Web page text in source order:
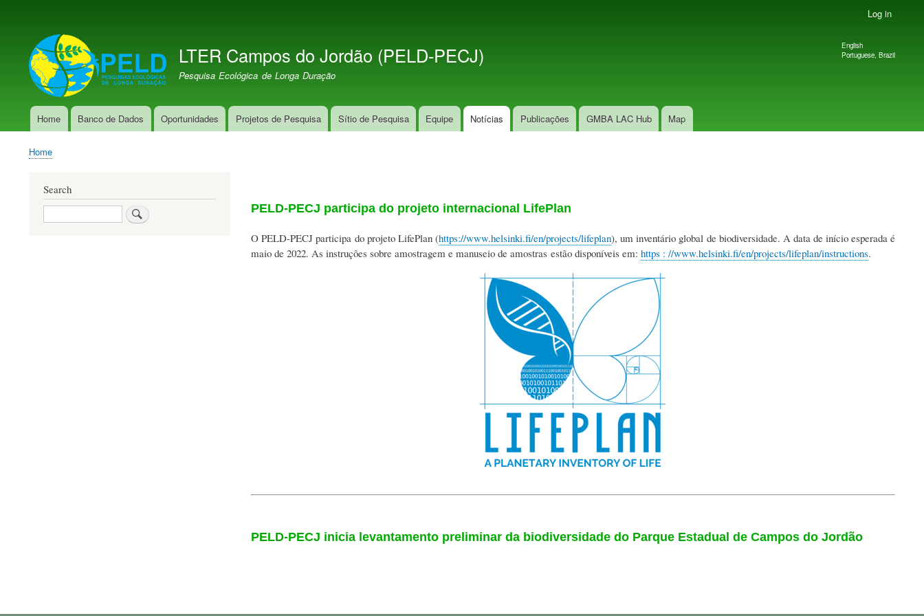
content
account
menu
Log in
LTER PELD-PECJ LTER Campos do Jordão (PELD-PECJ)
Pesquisa Ecológica de Longa Duração
Language
English
Portuguese, Brazil
MainHome Banco de Dados Oportunidades Projetos de Pesquisa Sítio de Pesquisa Equipe Notícias Publicações GMBA LAC Hub Map
Breadcrumb
Home
PELD-PECJ participa do projeto internacional LifePlan
O PELD-PECJ participa do projeto LifePlan (https://www.helsinki.fi/en/projects/lifeplan), um inventário global de biodiversidade. A data de início esperada é
maio de 2022. As instruções sobre amostragem e manuseio de amostras estão disponíveis em: https : //www.helsinki.fi/en/projects/lifeplan/instructions.
PELD-PECJ inicia levantamento preliminar da biodiversidade do Parque Estadual de Campos do Jordão
Search
Search